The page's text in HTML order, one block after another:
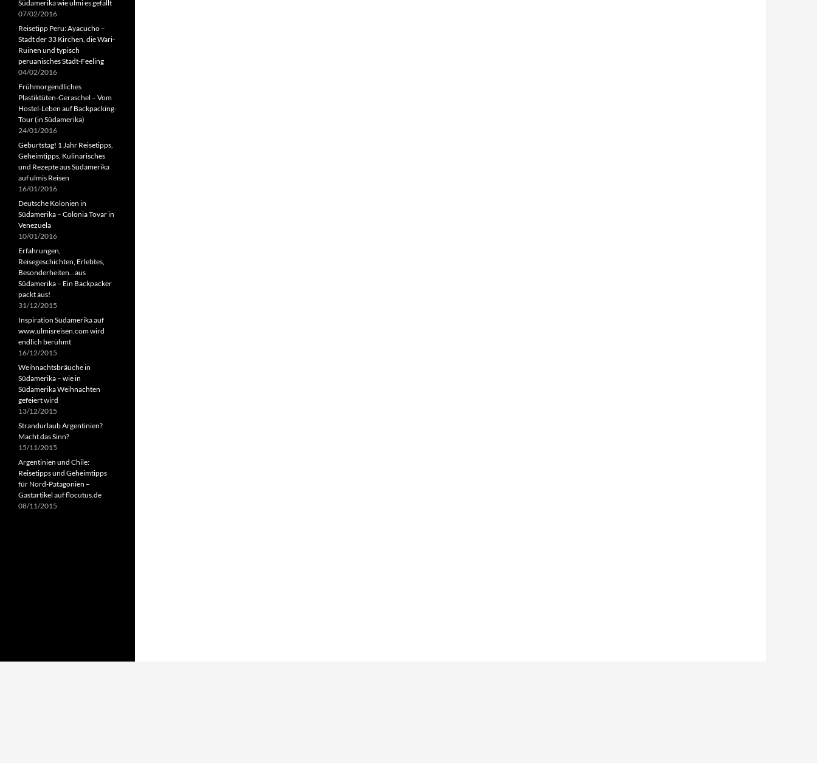
Südamerika wie ulmi es gefällt
07/02/2016
Reisetipp Peru: Ayacucho –
Stadt der 33 Kirchen, die Wari-
Ruinen und typisch
peruanisches Stadt-Feeling
04/02/2016
Frühmorgendliches
Plastiktüten-Geraschel – Vom
Hostel-Leben auf Backpacking-
Tour (in Südamerika)
24/01/2016
Geburtstag! 1 Jahr Reisetipps,
Geheimtipps, Kulinarisches
und Rezepte aus Südamerika
auf ulmis Reisen
16/01/2016
Deutsche Kolonien in
Südamerika – Colonia Tovar in
Venezuela
10/01/2016
Erfahrungen,
Reisegeschichten, Erlebtes,
Besonderheiten…aus
Südamerika – Ein Backpacker
packt aus!
31/12/2015
Inspiration Südamerika auf
www.ulmisreisen.com wird
endlich berühmt
16/12/2015
Weihnachtsbräuche in
Südamerika – wie in
Südamerika Weihnachten
gefeiert wird
13/12/2015
Strandurlaub Argentinien?
Macht das Sinn?
15/11/2015
Argentinien und Chile:
Reisetipps und Geheimtipps
für Nord-Patagonien –
Gastartikel auf flocutus.de
08/11/2015